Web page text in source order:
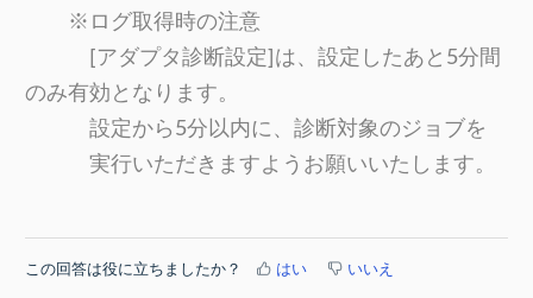
※ログ取得時の注意
[アダプタ診断設定]は、設定したあと5分間
のみ有効となります。
設定から5分以内に、診断対象のジョブを
実行いただきますようお願いいたします。
この回答は役に立ちましたか？ はい いいえ